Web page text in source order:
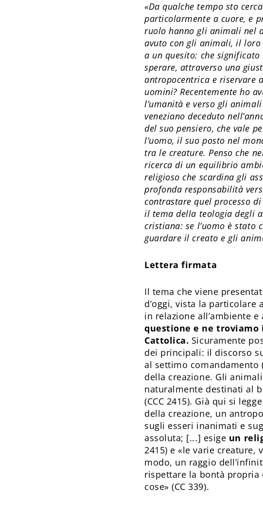
«Da qualche tempo sto
particolarmente a cuore, e
ruolo hanno gli animali nel
avuto con gli animali, il
a un quesito: che
sperare, attraverso una
antropocentrica e riservare
uomini? Recentemente ho
l’umanità e verso gli
veneziano deceduto
del suo pensiero, che vale
l’uomo, il suo posto nel
tra le creature. Penso che
ricerca di un equilibrio
religioso che scardina gli
profonda responsabilità
contrastare quel processo
il tema della teologia degli
cristiana: se l’uomo è stato
guardare il creato e gli
Lettera firmata
Il tema che viene
d’oggi, vista la
in relazione all’ambiente
questione e ne troviamo
Cattolica. Sicuramente
dei principali: il discorso
al settimo comandamento
della creazione. Gli
naturalmente destinati al
(CCC 2415). Già qui si
della creazione, un
sugli esseri inanimati e
assoluta; [...] esige un
2415) e «le varie
modo, un raggio
rispettare la bontà
cose» (CC 339).